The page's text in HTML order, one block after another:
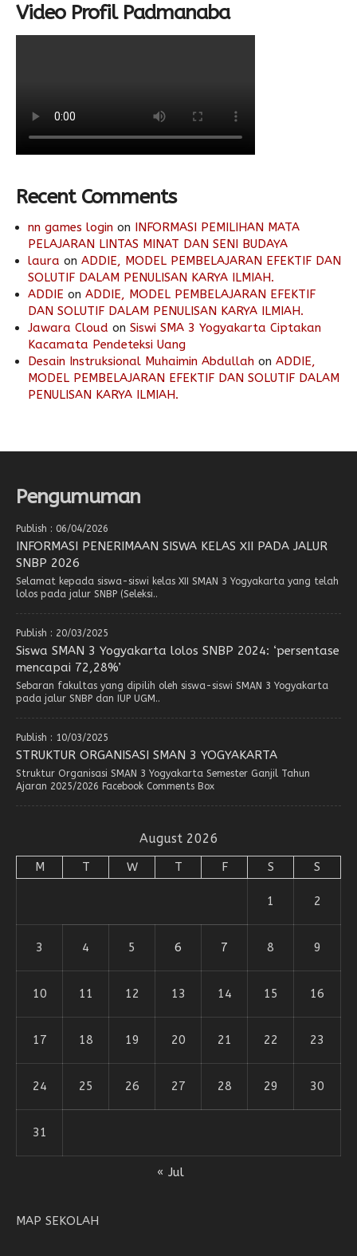
Video Profil Padmanaba
Recent Comments
nn games login on INFORMASI PEMILIHAN MATA
PELAJARAN LINTAS MINAT DAN SENI BUDAYA
laura on ADDIE, MODEL PEMBELAJARAN EFEKTIF DAN
SOLUTIF DALAM PENULISAN KARYA ILMIAH.
ADDIE on ADDIE, MODEL PEMBELAJARAN EFEKTIF
DAN SOLUTIF DALAM PENULISAN KARYA ILMIAH.
Jawara Cloud on Siswi SMA 3 Yogyakarta Ciptakan
Kacamata Pendeteksi Uang
Desain Instruksional Muhaimin Abdullah on ADDIE,
MODEL PEMBELAJARAN EFEKTIF DAN SOLUTIF DALAM
PENULISAN KARYA ILMIAH.
Pengumuman
Publish : 06/04/2026
INFORMASI PENERIMAAN SISWA KELAS XII PADA JALUR
SNBP 2026
Selamat kepada siswa-siswi kelas XII SMAN 3 Yogyakarta yang telah
lolos pada jalur SNBP (Seleksi..
Publish : 20/03/2025
Siswa SMAN 3 Yogyakarta lolos SNBP 2024: ‘persentase
mencapai 72,28%’
Sebaran fakultas yang dipilih oleh siswa-siswi SMAN 3 Yogyakarta
pada jalur SNBP dan IUP UGM..
Publish : 10/03/2025
STRUKTUR ORGANISASI SMAN 3 YOGYAKARTA
Struktur Organisasi SMAN 3 Yogyakarta Semester Ganjil Tahun
Ajaran 2025/2026 Facebook Comments Box
August 2026
M T W T F S S
1 2
3 4 5 6 7 8 9
10 11 12 13 14 15 16
17 18 19 20 21 22 23
24 25 26 27 28 29 30
31
« Jul
MAP SEKOLAH